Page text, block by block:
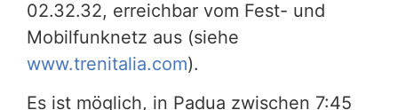
02.32.32, erreichbar vom Fest- und
Mobilfunknetz aus (siehe
www.trenitalia.com).
Es ist möglich, in Padua zwischen 7:45